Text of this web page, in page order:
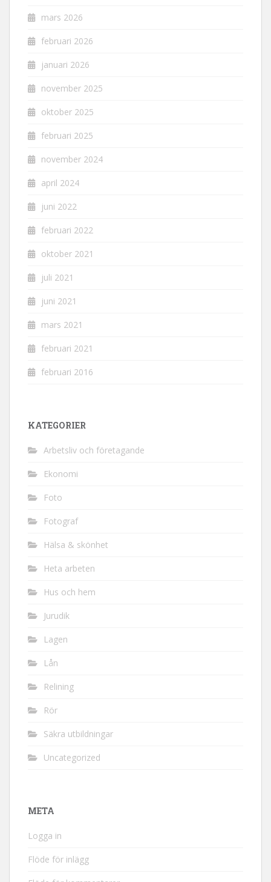
mars 2026
februari 2026
januari 2026
november 2025
oktober 2025
februari 2025
november 2024
april 2024
juni 2022
februari 2022
oktober 2021
juli 2021
juni 2021
mars 2021
februari 2021
februari 2016
KATEGORIER
Arbetsliv och företagande
Ekonomi
Foto
Fotograf
Hälsa & skönhet
Heta arbeten
Hus och hem
Jurudik
Lagen
Lån
Relining
Rör
Säkra utbildningar
Uncategorized
META
Logga in
Flöde för inlägg